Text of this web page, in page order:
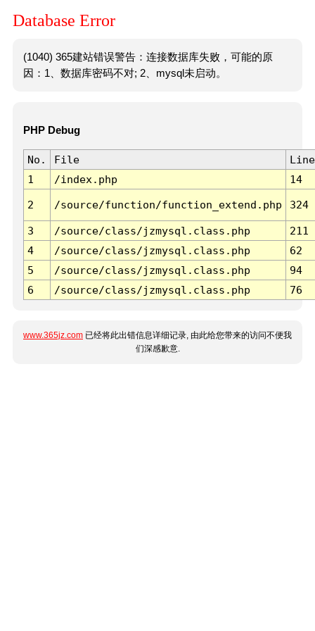
Database Error
(1040) 365建站错误警告：连接数据库失败，可能的原
因：1、数据库密码不对; 2、mysql未启动。
PHP Debug
No. File
Line
1
/index.php 14
2 /source/function/function_extend.php 324
3 /source/class/jzmysql.class.php
211
4
/source/class/jzmysql.class.php
62
5
/source/class/jzmysql.class.php
94
6
/source/class/jzmysql.class.php 76
www.365jz.com 已经将此出错信息详细记录, 由此给您带来的访问不便我
们深感歉意.